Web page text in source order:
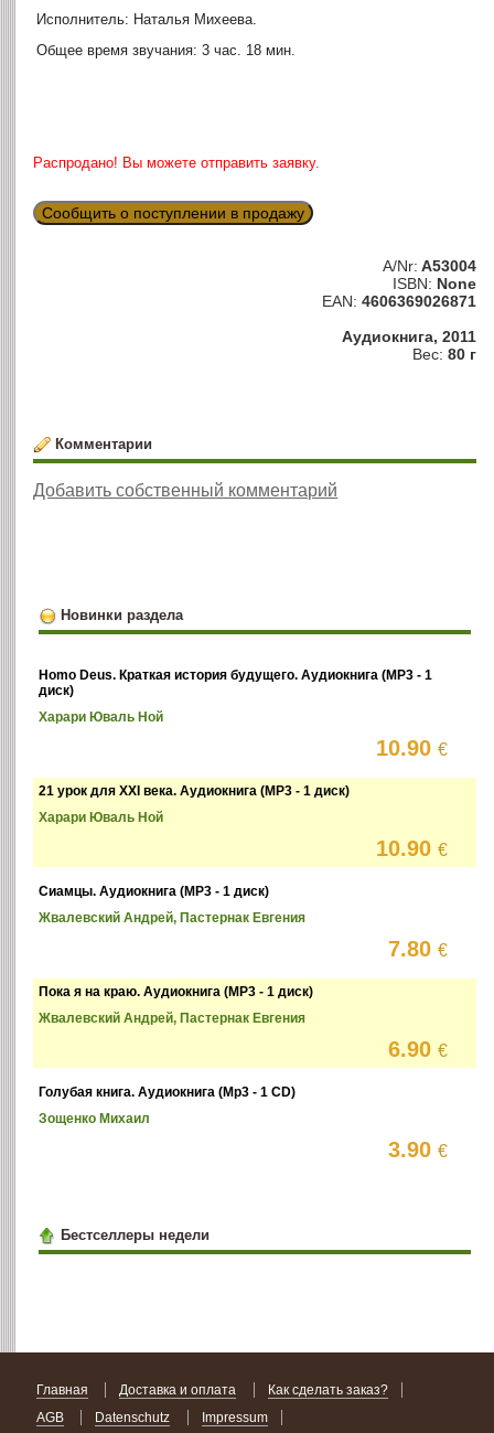
Исполнитель: Наталья Михеева.
Общее время звучания: 3 час. 18 мин.
Распродано! Вы можете отправить заявку.
Сообщить о поступлении в продажу
A/Nr: A53004
ISBN: None
EAN: 4606369026871
Аудиокнига, 2011
Вес: 80 г
Комментарии
Добавить собственный комментарий
Новинки раздела
Homo Deus. Краткая история будущего. Аудиокнига (MP3 - 1
диск)
Харари Юваль Ной
10.90€
21 урок для XXI века. Аудиокнига (MP3 - 1 диск)
Харари Юваль Ной
10.90€
Сиамцы. Аудиокнига (MP3 - 1 диск)
Жвалевский Андрей, Пастернак Евгения
7.80€
Пока я на краю. Аудиокнига (MP3 - 1 диск)
Жвалевский Андрей, Пастернак Евгения
6.90€
Голубая книга. Аудиокнига (Mp3 - 1 CD)
Зощенко Михаил
3.90€
Бестселлеры недели
Главная Доставка и оплата
Как сделать заказ?
AGB
Datenschutz Impressum